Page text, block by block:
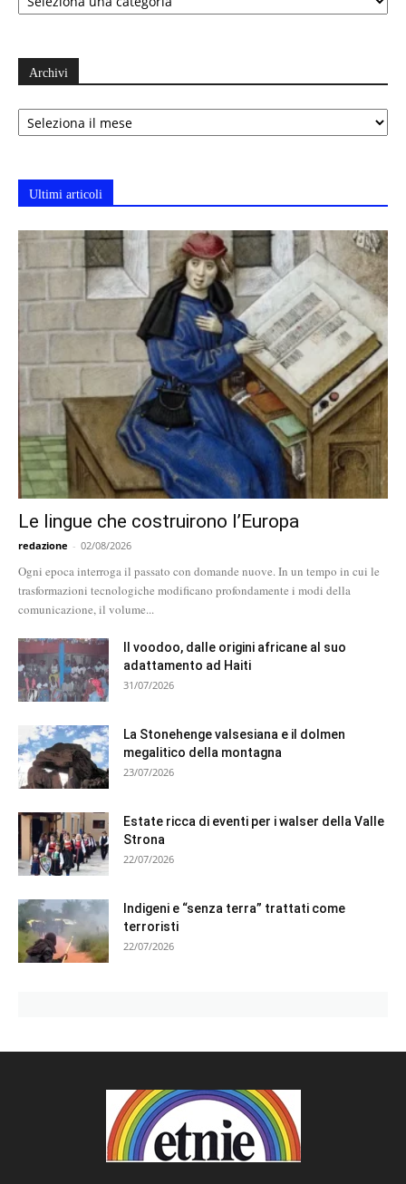
Archivi
Archivi
Ultimi articoli
Le lingue che costruirono l’Europa
redazione - 02/08/2026
Ogni epoca interroga il passato con domande nuove. In un tempo in cui le
trasformazioni tecnologiche modificano profondamente i modi della
comunicazione, il volume...
Il voodoo, dalle origini africane al suo
adattamento ad Haiti
31/07/2026
La Stonehenge valsesiana e il dolmen
megalitico della montagna
23/07/2026
Estate ricca di eventi per i walser della Valle
Strona
22/07/2026
Indigeni e “senza terra” trattati come
terroristi
22/07/2026